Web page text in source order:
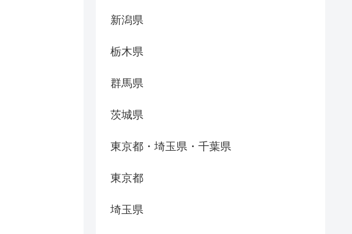
新潟県
栃木県
群馬県
茨城県
東京都・埼玉県・千葉県
東京都
埼玉県